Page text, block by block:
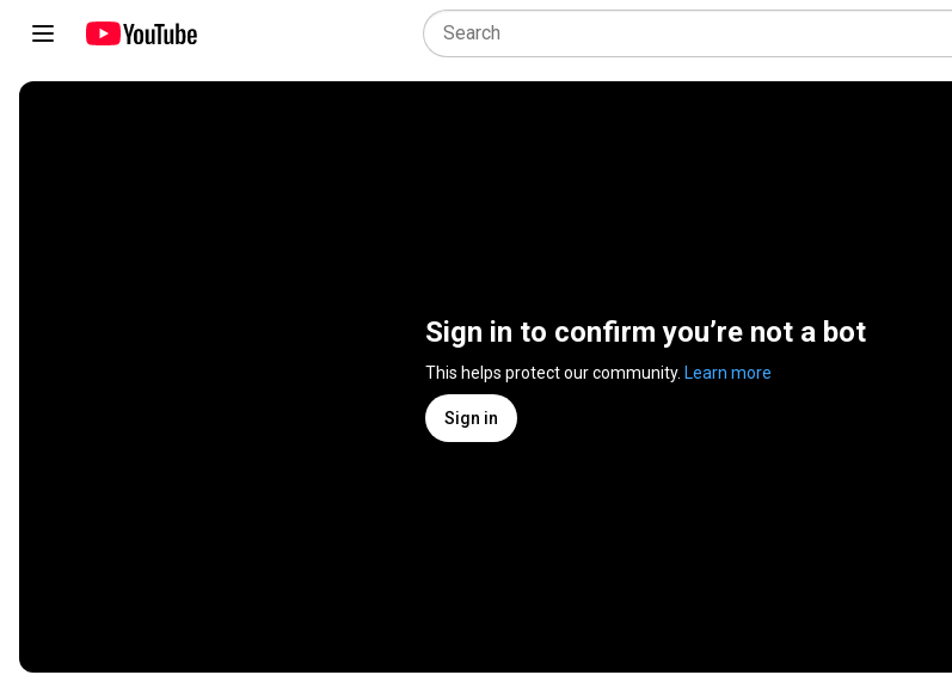
Sign in to confirm you’re not a bot
This helps protect our community. Learn more
Sign in